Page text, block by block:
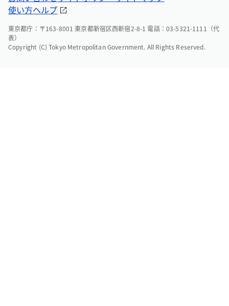
使い方ヘルプ
東京都庁：〒163-8001 東京都新宿区西新宿2-8-1 電話：03-5321-1111（代
表）
Copyright (C) Tokyo Metropolitan Government. All Rights Reserved.